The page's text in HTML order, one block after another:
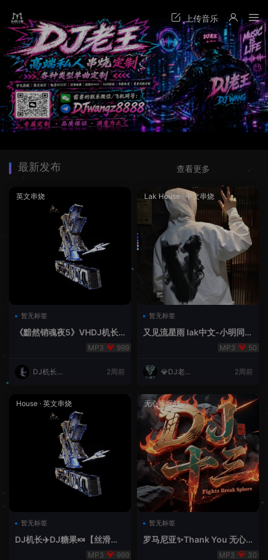
最新发布
英文串烧
暂无标签
《黯然销魂夜5》VHDJ机长
999
DJ机长云
2周前
Lak House · 中文串烧
暂无标签
又见流星雨 lak中文-小明同学
50
💎DJ老王
2周前
House · 英文串烧
暂无标签
DJ机长✈️DJ糖果🍬【丝滑之
夜5】House摇摆节奏✈️纯净999
无心睡眠鼓
暂无标签
罗马尼亚✨Thank You 无心
30
查看更多